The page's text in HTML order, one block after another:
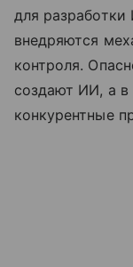
для
внедряются
контроля.
создают ИИ, а в
конкурентные